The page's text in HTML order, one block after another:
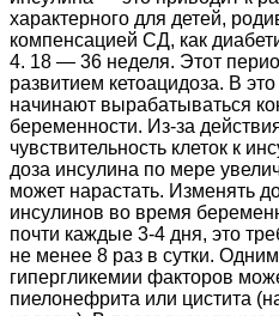
характерного для детей,
компенсацией СД, как
4. 18 — 36 неделя. Этот
развитием кетоацидоза. В
начинают вырабатываться
беременности. Из-за
чувствительность клеток к
доза инсулина по мере
может нарастать. Изменять
инсулинов во время
почти каждые 3-4 дня, это
не менее 8 раз в сутки.
гипергликемии факторов
пиелонефрита или цистита